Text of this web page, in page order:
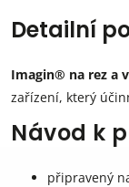
Detailní
Imagin® na rez a
zařízení, který
Návod k
připravený